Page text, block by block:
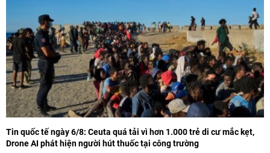
Tin quốc tế ngày 6/8: Ceuta quá tải vì hơn 1.000 trẻ di cư mắc kẹt,
Drone AI phát hiện người hút thuốc tại công trường